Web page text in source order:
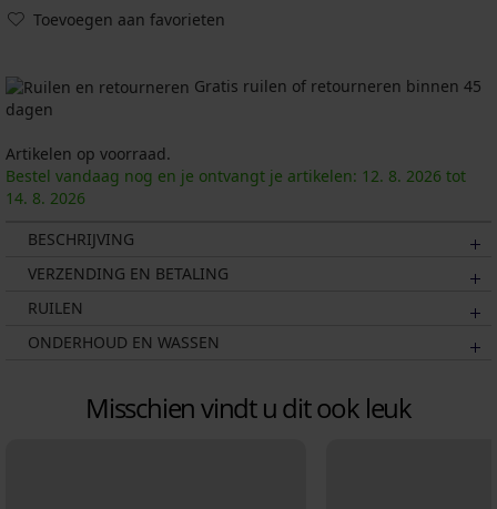
Toevoegen aan favorieten
Gratis ruilen of retourneren binnen 45
dagen
Artikelen op voorraad.
Bestel vandaag nog en je ontvangt je artikelen: 12. 8. 2026 tot
14. 8. 2026
BESCHRIJVING
VERZENDING EN BETALING
RUILEN
ONDERHOUD EN WASSEN
Misschien vindt u dit ook leuk